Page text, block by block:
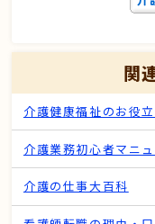
関
介護健康福祉のお役
介護業務初心者マニ
介護の仕事大百科